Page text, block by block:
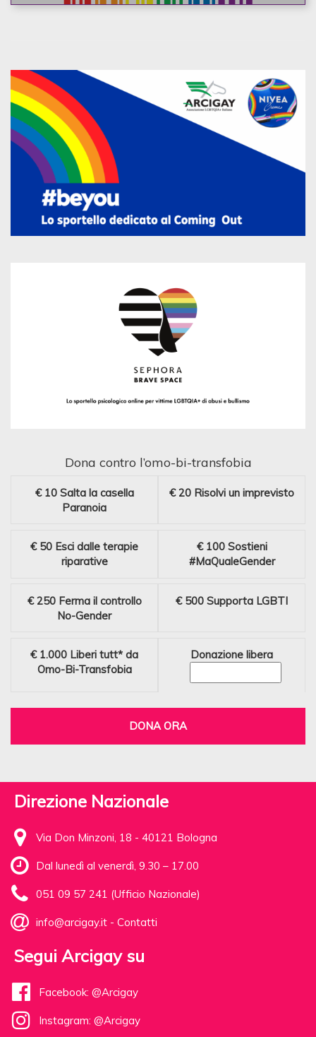
Dona contro l’omo-bi-transfobia
€ 10 Salta la casella
Paranoia
€ 20 Risolvi un imprevisto
€ 50 Esci dalle terapie
riparative
€ 100 Sostieni
#MaQualeGender
€ 250 Ferma il controllo
No-Gender
€ 500 Supporta LGBTI
€ 1.000 Liberi tutt* da
Omo-Bi-Transfobia
Donazione libera
DONA ORA
Direzione Nazionale
Via Don Minzoni, 18 - 40121 Bologna
Dal lunedì al venerdì, 9.30 – 17.00
051 09 57 241 (Ufficio Nazionale)
info@arcigay.it - Contatti
Segui Arcigay su
Facebook: @Arcigay
Instagram: @Arcigay